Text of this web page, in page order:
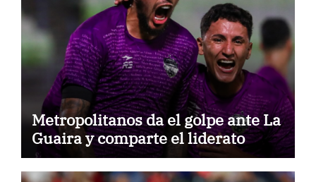
Metropolitanos da el golpe ante La
Guaira y comparte el liderato